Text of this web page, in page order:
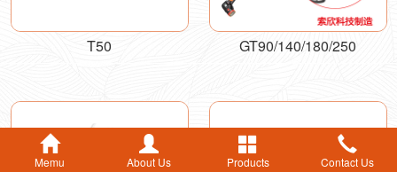
T50 GT90/140/180/250
Memu About Us Products Contact Us